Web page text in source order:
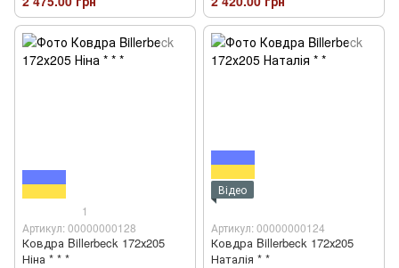
1
Артикул: 00000000128
Ковдра Billerbeck 172х205
Ніна * * *
Відео
Артикул: 00000000124
Ковдра Billerbeck 172х205
Наталія * *